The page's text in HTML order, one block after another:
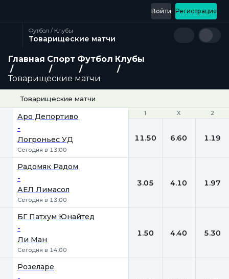
Регистрация
Войти
Футбол / Клубы
Товарищеские матчи
Главная Спорт Футбол Клубы
Товарищеские матчи
Товарищеские матчи
1 Х 2
Аро Депортиво
-
Логроньес УД
Сегодня в 13:00
1 Х 2
11.50 6.60 1.19
Радомяк Радом
-
АЕЛ Лимасол
Сегодня в 13:00
3.05 4.10 1.97
БГ Патхум Юнайтед
-
Ли Ман
Сегодня в 14:00
1.50 4.40 5.30
Розеларе